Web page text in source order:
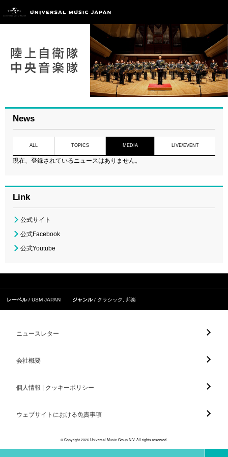
News
ALL TOPICS MEDIA LIVE/EVENT
現在、登録されているニュースはありません。
Link
公式サイト
公式Facebook
公式Youtube
レーベル USM JAPAN ジャンル クラシック 邦楽
ニュースレター
会社概要
個人情報 | クッキーポリシー
ウェブサイトにおける免責事項
© Copyright 2026 Universal Music Group N.V. All rights reserved.